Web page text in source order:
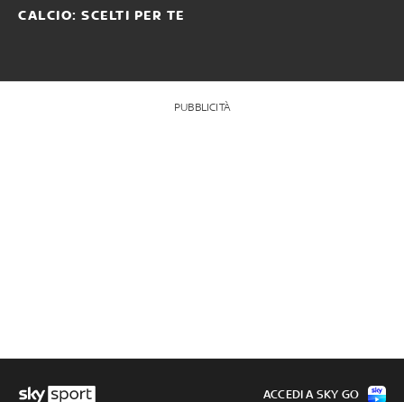
CALCIO: SCELTI PER TE
PUBBLICITÀ
ACCEDI A SKY GO